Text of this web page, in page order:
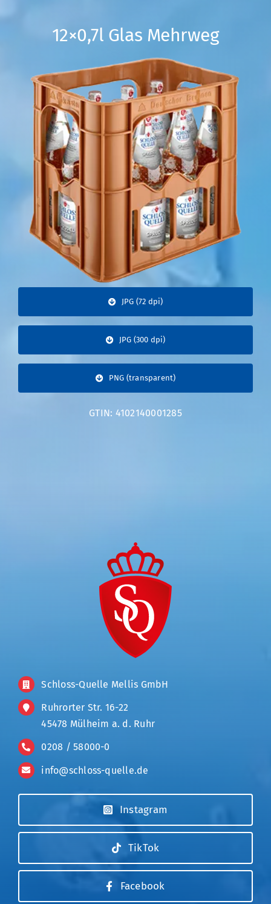
12×0,7l Glas Mehrweg
JPG (72 dpi)
JPG (300 dpi)
PNG (transparent)
GTIN: 4102140001285
Schloss-Quelle Mellis GmbH
Ruhrorter Str. 16-22
45478 Mülheim a. d. Ruhr
0208 / 58000-0
info@schloss-quelle.de
Instagram
TikTok
Facebook